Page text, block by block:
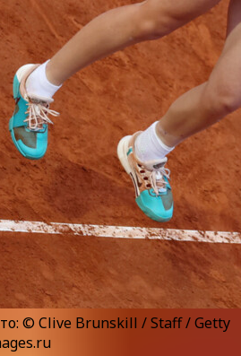
© Clive Brunskill / Staff / Getty